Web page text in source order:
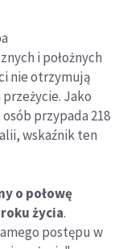
i położnych
nie otrzymują
Jako
przypada 218
wskaźnik ten
o połowę
życia.
postępu w